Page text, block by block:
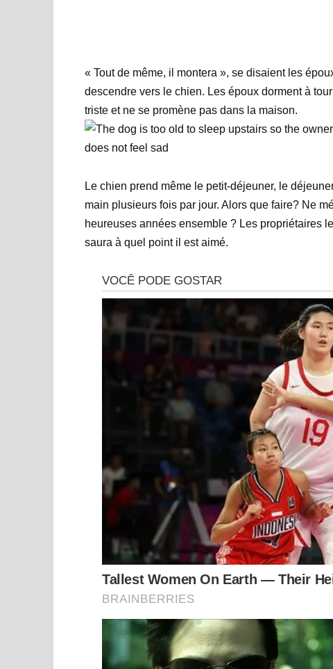
« Tout de même, il montera », se disaient les
descendre vers le chien. Les époux dorment à
triste et ne se promène pas dans la maison.
Le chien prend même le petit-déjeuner, le
main plusieurs fois par jour. Alors que faire? Ne
heureuses années ensemble ? Les propriétaires
saura à quel point il est aimé.